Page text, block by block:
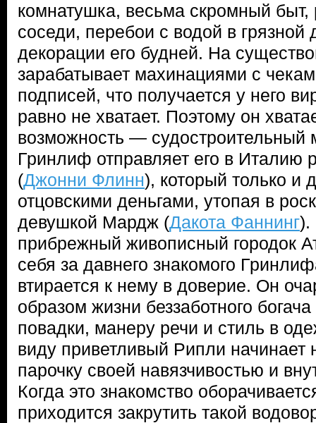
комнатушка, весьма скромный
соседи, перебои с водой в
декорации его будней. На
зарабатывает махинациями с
подписей, что получается у него
равно не хватает. Поэтому он
возможность — судостроительный
Гринлиф отправляет его в Италию
(Джонни Флинн), который только и
отцовскими деньгами, утопая в
девушкой Мардж (Дакота Фаннинг).
прибрежный живописный городок
себя за давнего знакомого
втирается к нему в доверие. Он
образом жизни беззаботного
повадки, манеру речи и стиль в
виду приветливый Рипли начинает
парочку своей навязчивостью и
Когда это знакомство
приходится закрутить такой